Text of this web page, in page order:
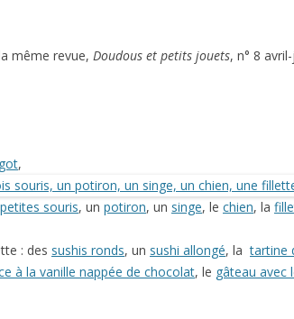
même revue, Doudous et petits jouets, n° 8
,
souris, un potiron, un singe, le chien, la
: des sushis ronds, un sushi allongé, latartine
à la vanille nappée de chocolat, le gâteau avec